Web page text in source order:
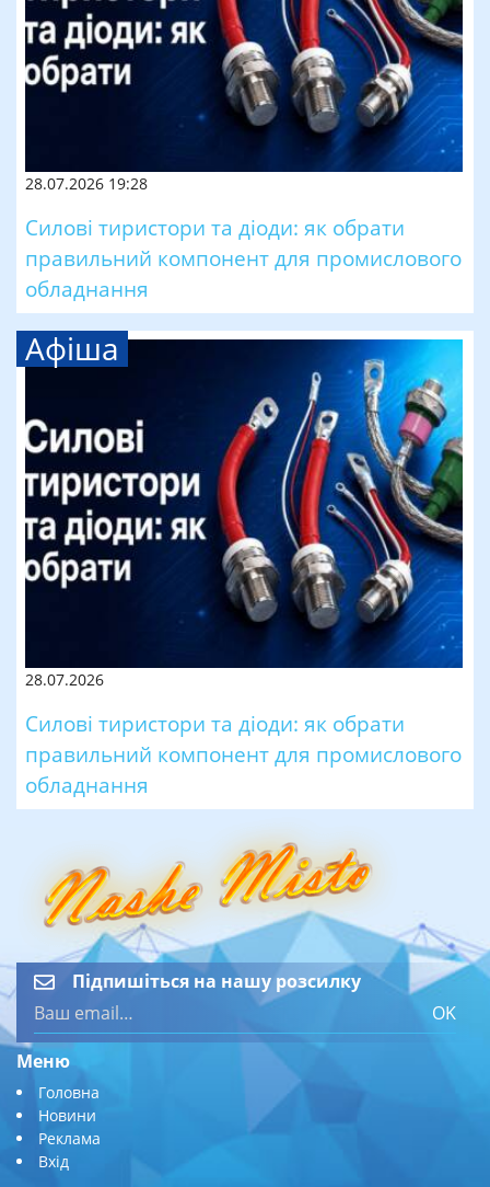
28.07.2026 19:28
Силові тиристори та діоди: як обрати
правильний компонент для промислового
обладнання
Афіша
28.07.2026
Силові тиристори та діоди: як обрати
правильний компонент для промислового
обладнання
Підпишіться на нашу розсилку
OK
Меню
Головна
Новини
Реклама
Вхід